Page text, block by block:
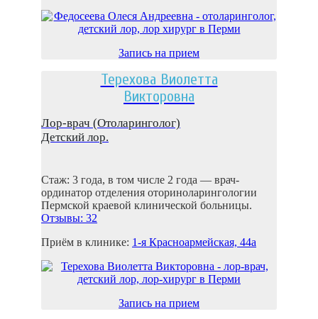
Запись на прием
Терехова Виолетта
Викторовна
Лор-врач (Отоларинголог)
Детский лор.
Стаж: 3 года, в том числе 2 года — врач-
ординатор отделения оториноларингологии
Пермской краевой клинической больницы.
Отзывы: 32
Приём в клинике: 1-я Красноармейская, 44а
Запись на прием